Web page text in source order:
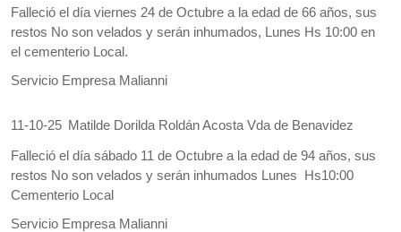
Falleció el día viernes 24 de Octubre a la edad de 66 años, sus
restos No son velados y serán inhumados, Lunes Hs 10:00 en
el cementerio Local.
Servicio Empresa Malianni
11-10-25 Matilde Dorilda Roldán Acosta Vda de Benavidez
Falleció el día sábado 11 de Octubre a la edad de 94 años, sus
restos No son velados y serán inhumados Lunes Hs10:00
Cementerio Local
Servicio Empresa Malianni